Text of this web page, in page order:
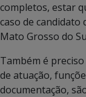
completos, estar
caso de candidato
Mato Grosso do
Também é
de atuação,
documentação,